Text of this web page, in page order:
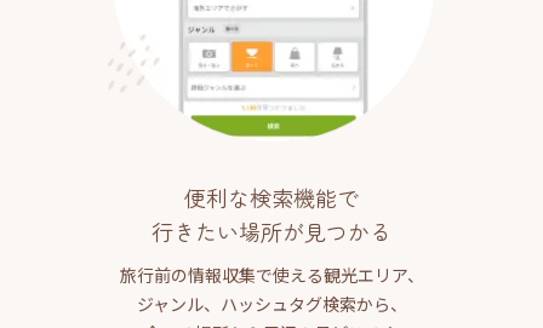
便利な検索機能で
行きたい場所が見つかる
旅行前の情報収集で使える観光エリア、
ジャンル、ハッシュタグ検索から、